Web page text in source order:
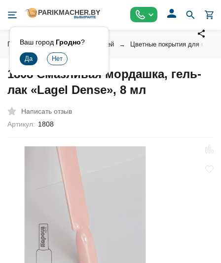
Ваш город Гродно?
Главная Косметика для ногтей Цветные покрытия для ногтей
1808 Смазливая мордашка, гель-
лак «Lagel Dense», 8 мл
Написать отзыв
Артикул: 1808